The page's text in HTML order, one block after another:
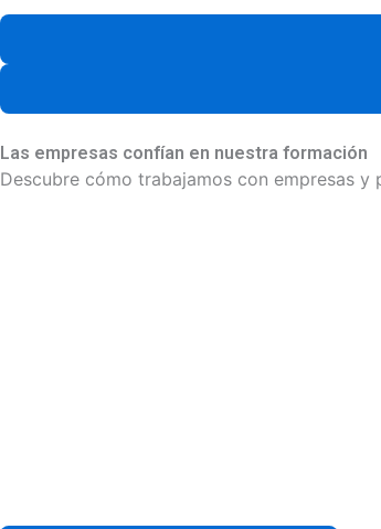
Las empresas confían en nuestra formación
Descubre cómo trabajamos con empresas